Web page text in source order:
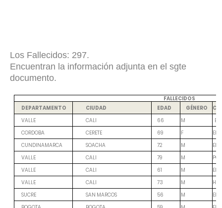
Los Fallecidos: 297.
Encuentran la información adjunta en el sgte
documento.
FALLECIDOS
DEPARTAMENTO
CIUDAD EDAD GÉNERO
VALLE
CALI 66 M
CORDOBA
CERETE 69 F
EN
CUNDINAMARCA
SOACHA 72 M
EN
VALLE
CALI 79 M
VALLE
CALI 61 M
EN
VALLE
CALI 73 M
SUCRE
SAN MARCOS 56 M
EN